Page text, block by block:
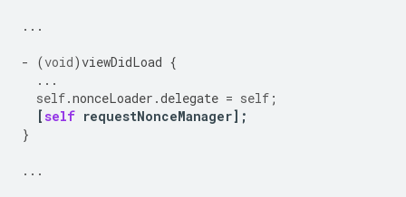
...
- (void)viewDidLoad {
...
self.nonceLoader .delegate = self ;
[ self requestNonceManager];
}
...